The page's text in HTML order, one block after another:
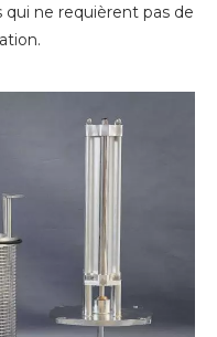
ne requièrent pas de